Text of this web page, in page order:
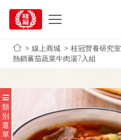
線上商城 桂冠營養研究室
熱銷蕃茄蔬菜牛肉湯7入組
類
別
選
單